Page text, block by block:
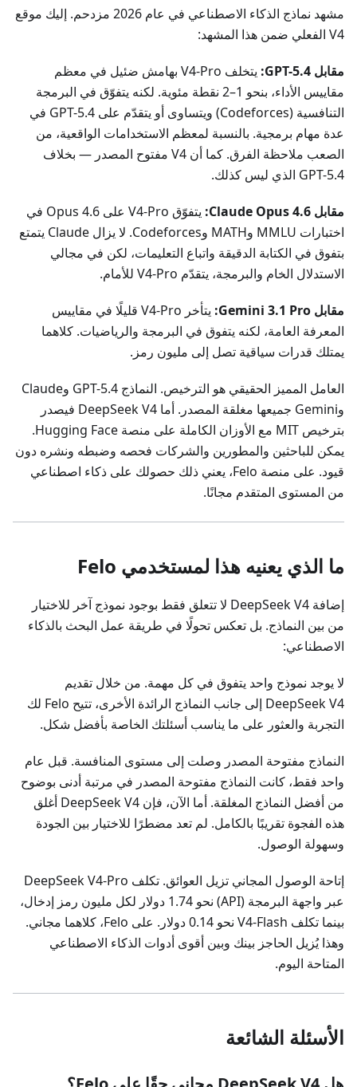
مشهد نماذج الذكاء الاصطناعي في عام 2026 مزدحم. إليك موقع
V4 الفعلي ضمن هذا المشهد:
مقابل GPT-5.4:
يتخلف V4-Pro بهامش ضئيل في معظم
مقاييس الأداء، بنحو 1–2 نقطة مئوية. لكنه يتفوّق في البرمجة
التنافسية (Codeforces) ويتساوى أو يتقدّم على GPT-5.4 في
عدة مهام برمجية. بالنسبة لمعظم الاستخدامات الواقعية، من
الصعب ملاحظة الفرق. كما أن V4 مفتوح المصدر — بخلاف
GPT-5.4 الذي ليس كذلك.
مقابل Claude Opus 4.6:
يتفوّق V4-Pro على Opus 4.6 في
اختبارات MMLU وMATH وCodeforces. لا يزال Claude يتمتع
بتفوق في الكتابة الدقيقة واتباع التعليمات، لكن في مجالي
الاستدلال الخام والبرمجة، يتقدّم V4-Pro للأمام.
مقابل Gemini 3.1 Pro:
يتأخر V4-Pro قليلًا في مقاييس
المعرفة العامة، لكنه يتفوق في البرمجة والرياضيات. كلاهما
يمتلك قدرات سياقية تصل إلى مليون رمز.
العامل المميز الحقيقي هو الترخيص. النماذج GPT-5.4 وClaude
وGemini جميعها مغلقة المصدر. أما DeepSeek V4 فيصدر
بترخيص MIT مع الأوزان الكاملة على منصة Hugging Face.
يمكن للباحثين والمطورين والشركات فحصه وضبطه ونشره دون
قيود. على منصة Felo، يعني ذلك حصولك على ذكاء اصطناعي
من المستوى المتقدم مجانًا.
ما الذي يعنيه هذا لمستخدمي Felo
إضافة DeepSeek V4 لا تتعلق فقط بوجود نموذج آخر للاختيار
من بين النماذج. بل تعكس تحولًا في طريقة عمل البحث بالذكاء
الاصطناعي:
لا يوجد نموذج واحد يتفوق في كل مهمة. من خلال تقديم
DeepSeek V4 إلى جانب النماذج الرائدة الأخرى، تتيح Felo لك
التجربة والعثور على ما يناسب أسئلتك الخاصة بأفضل شكل.
النماذج مفتوحة المصدر وصلت إلى مستوى المنافسة. قبل عام
واحد فقط، كانت النماذج مفتوحة المصدر في مرتبة أدنى بوضوح
من أفضل النماذج المغلقة. أما الآن، فإن DeepSeek V4 أغلق
هذه الفجوة تقريبًا بالكامل. لم تعد مضطرًا للاختيار بين الجودة
وسهولة الوصول.
إتاحة الوصول المجاني تزيل العوائق. تكلف DeepSeek V4-Pro
عبر واجهة البرمجة (API) نحو 1.74 دولار لكل مليون رمز إدخال،
بينما تكلف V4-Flash نحو 0.14 دولار. على Felo، كلاهما مجاني.
وهذا يُزيل الحاجز بينك وبين أقوى أدوات الذكاء الاصطناعي
المتاحة اليوم.
الأسئلة الشائعة